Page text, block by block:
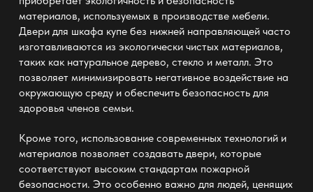
материалов, используемых в производстве мебели.
Двери для шкафа купе без нижней направляющейчасто
изготавливаются из экологически чистых материалов,
таких как натуральное дерево, стекло и металл. Это
позволяет минимизировать негативное воздействие на
окружающую среду и обеспечить безопасность для
здоровья членов семьи.
Кроме того, использование современных технологий и
материалов позволяет создавать двери, которые
соответствуют высоким стандартам пожарной
безопасности. Это особенно важно для людей, ценящих